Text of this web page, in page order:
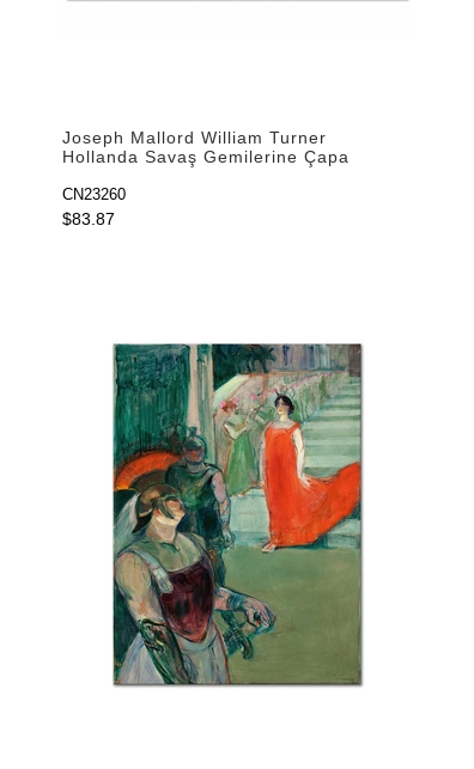
Joseph Mallord William Turner
Hollanda Savaş Gemilerine Çapa
CN23260
$83.87